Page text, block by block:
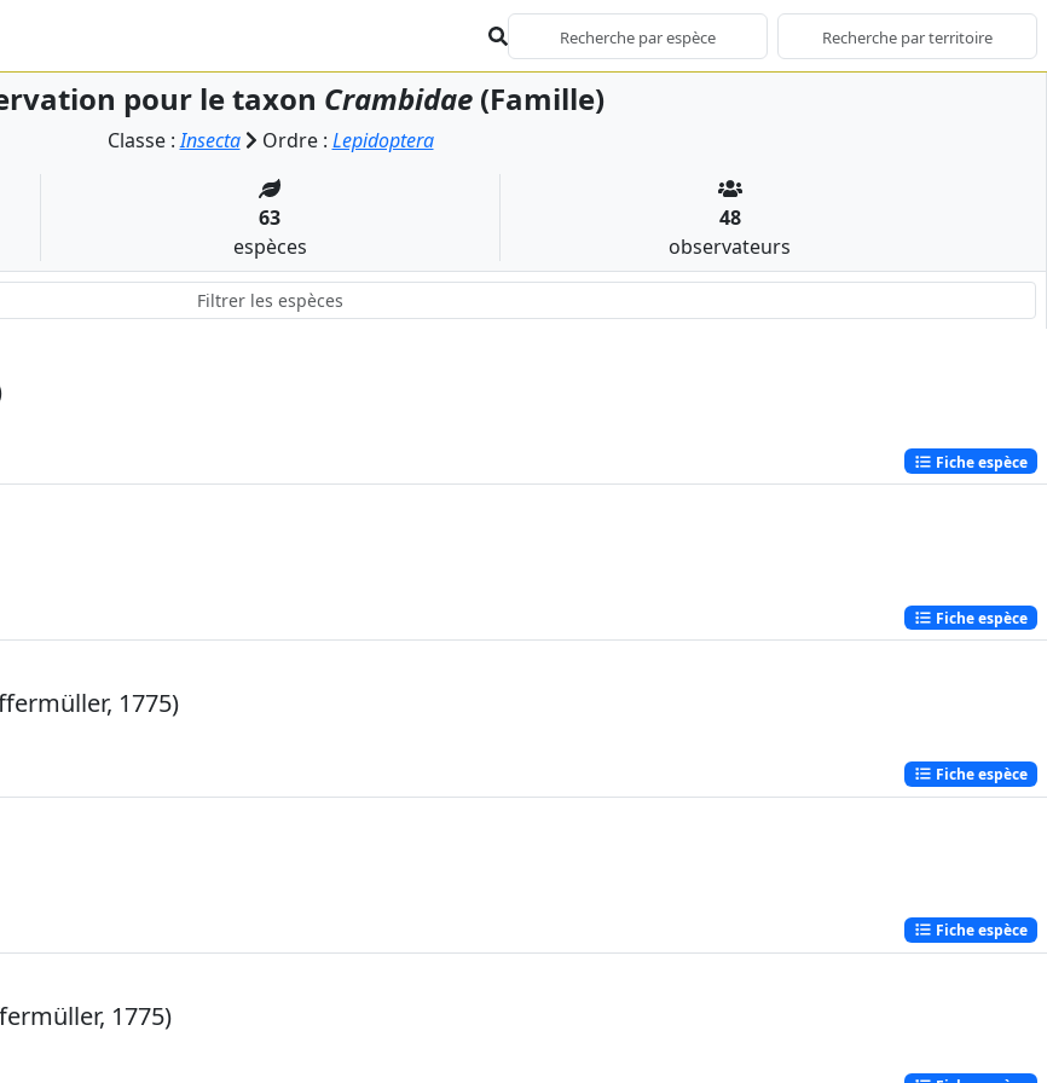
pour le taxon Crambidae(Famille)
Classe :Insecta Ordre : Lepidoptera
63
espèces
48
observateurs
Fiche espèce
Fiche espèce
1775)
Fiche espèce
Fiche espèce
1775)